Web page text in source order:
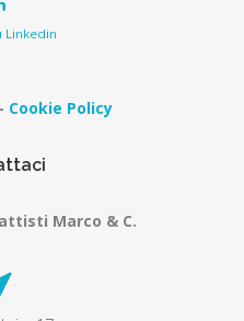
Linkedin
Cookie Policy
Marco & C.